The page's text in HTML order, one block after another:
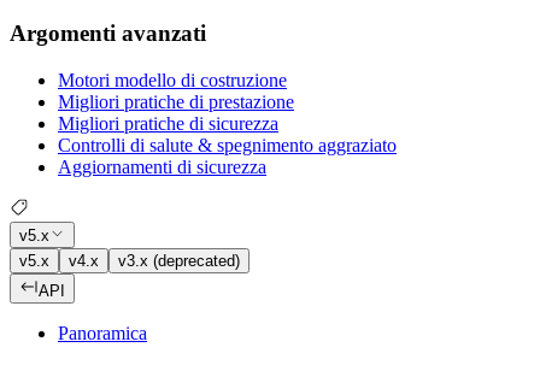
Argomenti avanzati
Motori modello di costruzione
Migliori pratiche di prestazione
Migliori pratiche di sicurezza
Controlli di salute & spegnimento aggraziato
Aggiornamenti di sicurezza
v5.x
v5.x
v4.x
v3.x (deprecated)
API
Panoramica